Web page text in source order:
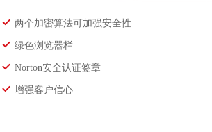
两个加密算法可加强安全性
绿色浏览器栏
Norton安全认证签章
增强客户信心